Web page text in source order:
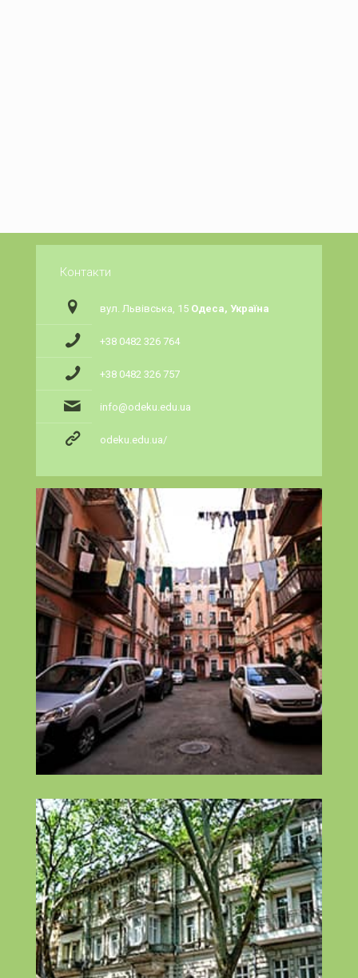
Контакти
вул. Львівська, 15 Одеса, Україна
+38 0482 326 764
+38 0482 326 757
info@odeku.edu.ua
odeku.edu.ua/